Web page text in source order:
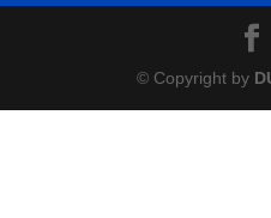
© Copyright by